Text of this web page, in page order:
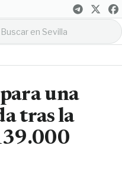
una
tras la